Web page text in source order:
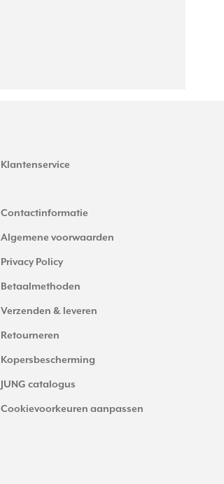
Klantenservice
Contactinformatie
Algemene voorwaarden
Privacy Policy
Betaalmethoden
Verzenden & leveren
Retourneren
Kopersbescherming
JUNG catalogus
Cookievoorkeuren aanpassen